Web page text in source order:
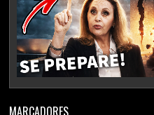
MARCADORES